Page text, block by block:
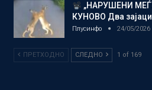
„НАРУШЕНИ
КУНОВО Два
Плусинфо 24/05/2026
ПРЕТХОДНО СЛЕДНО 1 of 169